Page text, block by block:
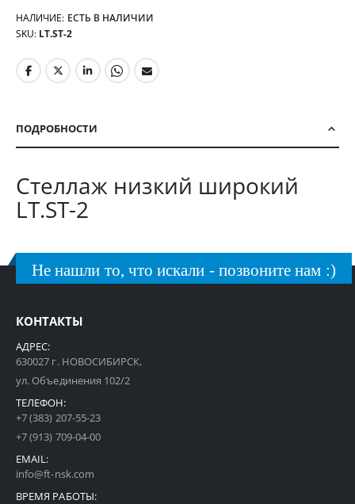
НАЛИЧИЕ: ЕСТЬ В НАЛИЧИИ
SKU LT.ST-2
ПОДРОБНОСТИ
Стеллаж низкий широкий
LT.ST-2
Не нашли то, что искали - позвоните нам :)
КОНТАКТЫ
АДРЕС:
630027 г. НОВОСИБИРСК,
ул. Объединения 102/2
ТЕЛЕФОН:
+7 (383) 207-55-23
+7 (913) 709-04-00
EMAIL:
info@ft-nsk.com
ВРЕМЯ РАБОТЫ: